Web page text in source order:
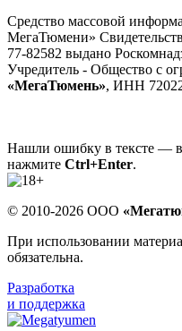
Средство массовой
МегаТюмени»
77-82582 выдано
Учредитель - Общество с
«МегаТюмень», ИНН
Нашли ошибку в тексте —
нажмите Ctrl+Enter.
© 2010-2026 ООО
При использовании
обязательна.
Разработка
и поддержка